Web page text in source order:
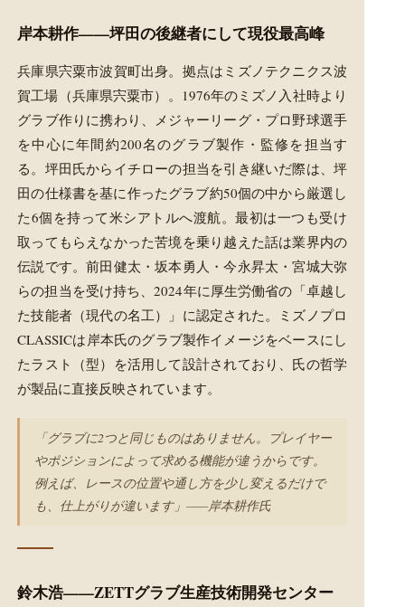
岸本耕作——坪田の後継者にして現役最高峰
兵庫県宍粟市波賀町出身。拠点はミズノテクニクス波
賀工場（兵庫県宍粟市）。1976年のミズノ入社時より
グラブ作りに携わり、メジャーリーグ・プロ野球選手
を中心に年間約200名のグラブ製作・監修を担当す
る。坪田氏からイチローの担当を引き継いだ際は、坪
田の仕様書を基に作ったグラブ約50個の中から厳選し
た6個を持って米シアトルへ渡航。最初は一つも受け
取ってもらえなかった苦境を乗り越えた話は業界内の
伝説です。前田健太・坂本勇人・今永昇太・宮城大弥
らの担当を受け持ち、2024年に厚生労働省の「卓越し
た技能者（現代の名工）」に認定された。ミズノプロ
CLASSICは岸本氏のグラブ製作イメージをベースにし
たラスト（型）を活用して設計されており、氏の哲学
が製品に直接反映されています。
「グラブに2つと同じものはありません。プレイヤー
やポジションによって求める機能が違うからです。
例えば、レースの位置や通し方を少し変えるだけで
も、仕上がりが違います」——岸本耕作氏
鈴木浩——ZETTグラブ生産技術開発センター